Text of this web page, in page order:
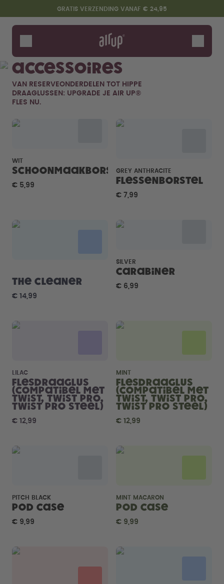
Overslaan en naar de inhoud gaan
ToegankelijkheidsverklaringGRATIS VERZENDING VANAF € 24,95
Flessen
Smaken
Accessoires
Starter Sets
Accessoires
VAN RESERVEONDERDELEN TOT HIPPE
DRAAGLUSSEN: UPGRADE JE AIR UP®
FLES NU.
WIT
Schoonmaakborstel
€ 5,99
GREY ANTHRACITE
Flessenborstel
€ 7,99
The Cleaner
€ 14,99
SILVER
Carabiner
€ 6,99
LILAC
Flesdraaglus
(compatibel met
Twist, Twist Pro,
Twist Pro Steel)
€ 12,99
MINT
Flesdraaglus
(compatibel met
Twist, Twist Pro,
Twist Pro Steel)
€ 12,99
PITCH BLACK
Pod Case
€ 9,99
MINT MACARON
Pod Case
€ 9,99